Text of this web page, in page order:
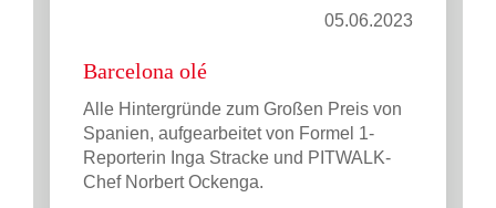
05.06.2023
Barcelona olé
Alle Hintergründe zum Großen Preis von
Spanien, aufgearbeitet von Formel 1-
Reporterin Inga Stracke und PITWALK-
Chef Norbert Ockenga.